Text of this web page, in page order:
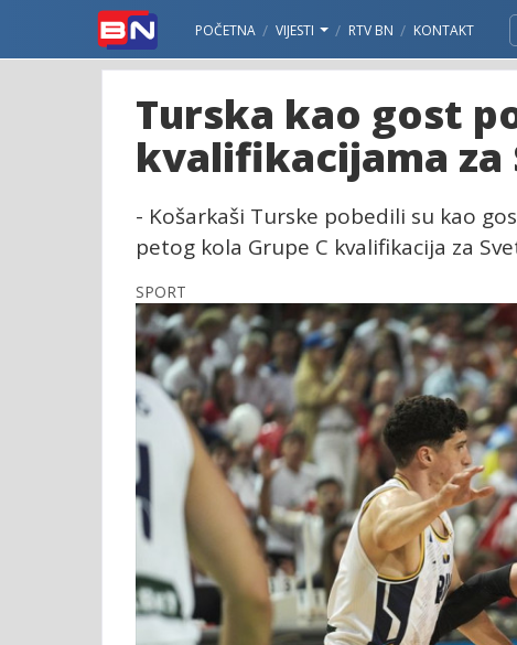
POČETNA VIJESTI RTV BN KONTAKT
Turska kao gost
kvalifikacijama za
- Košarkaši Turske pobedili su kao
petog kola Grupe C kvalifikacija za
SPORT